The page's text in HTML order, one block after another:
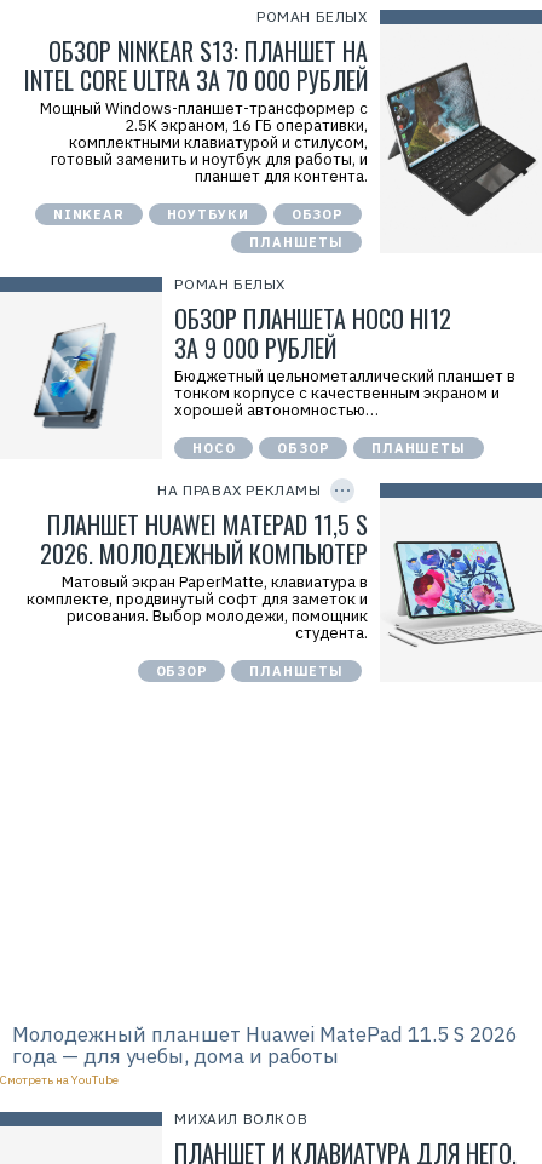
РОМАН БЕЛЫХ
ОБЗОР NINKEAR S13: ПЛАНШЕТ НА
INTEL CORE ULTRA ЗА 70 000 РУБЛЕЙ
Мощный Windows-планшет-трансформер с
2.5K экраном, 16 ГБ оперативки,
комплектными клавиатурой и стилусом,
готовый заменить и ноутбук для работы, и
планшет для контента.
NINKEAR НОУТБУКИ
ОБЗОР
ПЛАНШЕТЫ
РОМАН БЕЛЫХ
ОБЗОР ПЛАНШЕТА HOCO HI12
ЗА 9 000 РУБЛЕЙ
Бюджетный цельнометаллический планшет в
тонком корпусе с качественным экраном и
хорошей автономностью…
HOCO ОБЗОР ПЛАНШЕТЫ
НА ПРАВАХ РЕКЛАМЫ
r
i
d
=
2
V
f
n
x
x
R
E
k
к
л
о
д
а
е
л
:
О
О
О
«
Т
е
х
к
м
п
8
C
Y
I
D
ПЛАНШЕТ HUAWEI MATEPAD 11,5 S
2026. МОЛОДЕЖНЫЙ КОМПЬЮТЕР
Матовый экран PaperMatte, клавиатура в
комплекте, продвинутый софт для заметок и
рисования. Выбор молодежи, помощник
студента.
ОБЗОР ПЛАНШЕТЫ
МИХАИЛ ВОЛКОВ
ПЛАНШЕТ И КЛАВИАТУРА ДЛЯ НЕГО.
Молодежный планшет Huawei MatePad 11.5 S 2026
года — для учебы, дома и работы
Смотреть на YouTube